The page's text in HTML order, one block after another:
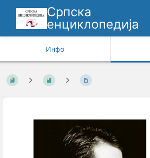
Српска
енциклопедија
Инфо